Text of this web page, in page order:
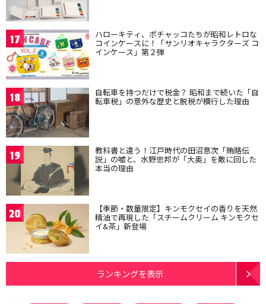
17 ハローキティ、ポチャッコたちが昭和レトロな
コインケースに！「サンリオキャラクターズ コ
インケース」第２弾
18 自転車を持つだけで税金？ 昭和まで続いた「自
転車税」の意外な歴史と脱税が横行した理由
19 教科書と違う！江戸時代の田沼意次「賄賂伝
説」の嘘と、水野忠邦が「大奥」を敵に回した
本当の理由
20 【季節・数量限定】キンモクセイの香りを天然
精油で再現した「スチームクリーム キンモクセ
イ&茶」新登場
ランキングを表示